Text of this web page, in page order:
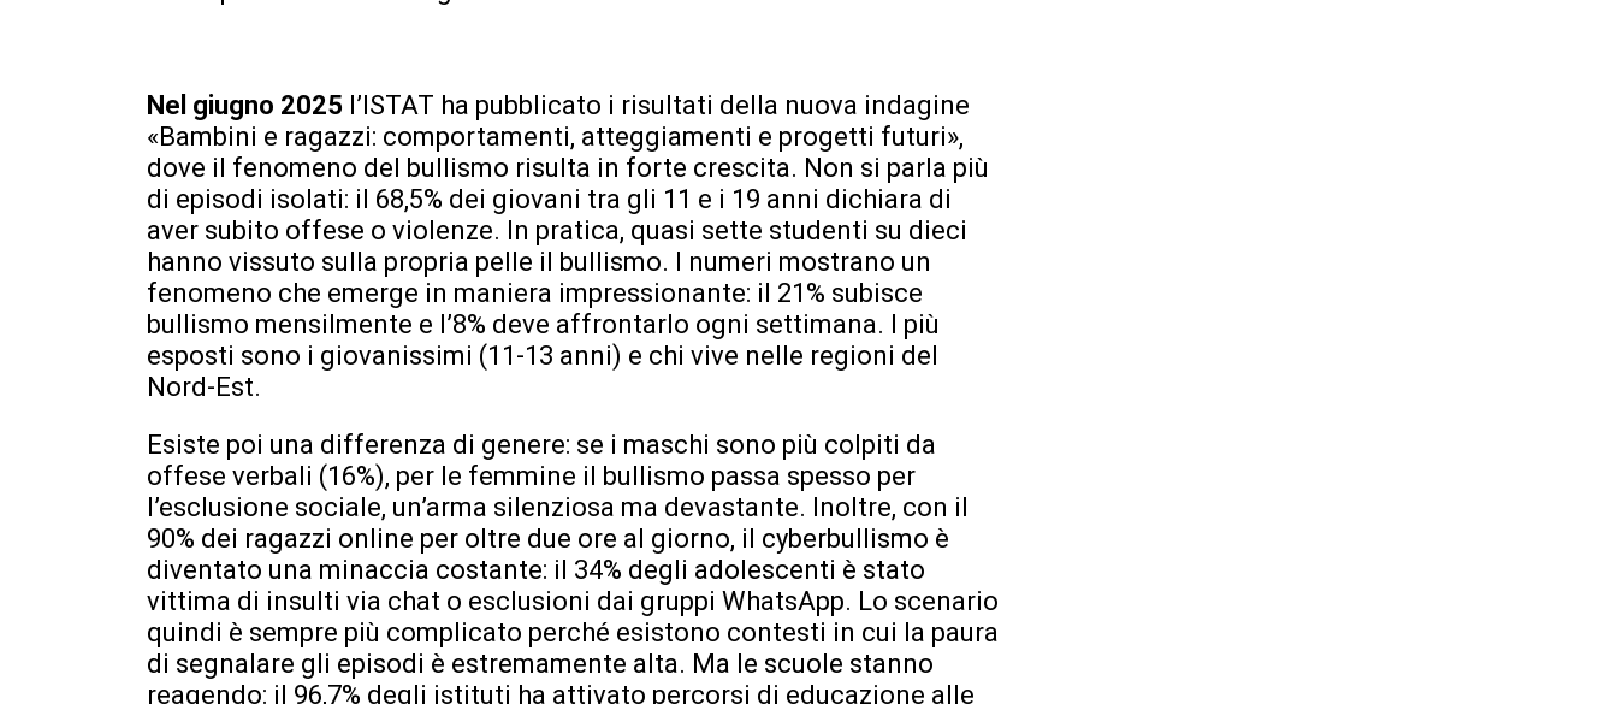
Nel giugno 2025 l’ISTAT ha pubblicato i risultati della nuova indagine
«Bambini e ragazzi: comportamenti, atteggiamenti e progetti futuri»,
dove il fenomeno del bullismo risulta in forte crescita. Non si parla più
di episodi isolati: il 68,5% dei giovani tra gli 11 e i 19 anni dichiara di
aver subito offese o violenze. In pratica, quasi sette studenti su dieci
hanno vissuto sulla propria pelle il bullismo. I numeri mostrano un
fenomeno che emerge in maniera impressionante: il 21% subisce
bullismo mensilmente e l’8% deve affrontarlo ogni settimana. I più
esposti sono i giovanissimi (11-13 anni) e chi vive nelle regioni del
Nord-Est.
Esiste poi una differenza di genere: se i maschi sono più colpiti da
offese verbali (16%), per le femmine il bullismo passa spesso per
l’esclusione sociale, un’arma silenziosa ma devastante. Inoltre, con il
90% dei ragazzi online per oltre due ore al giorno, il cyberbullismo è
diventato una minaccia costante: il 34% degli adolescenti è stato
vittima di insulti via chat o esclusioni dai gruppi WhatsApp. Lo scenario
quindi è sempre più complicato perché esistono contesti in cui la paura
di segnalare gli episodi è estremamente alta. Ma le scuole stanno
reagendo: il 96,7% degli istituti ha attivato percorsi di educazione alle